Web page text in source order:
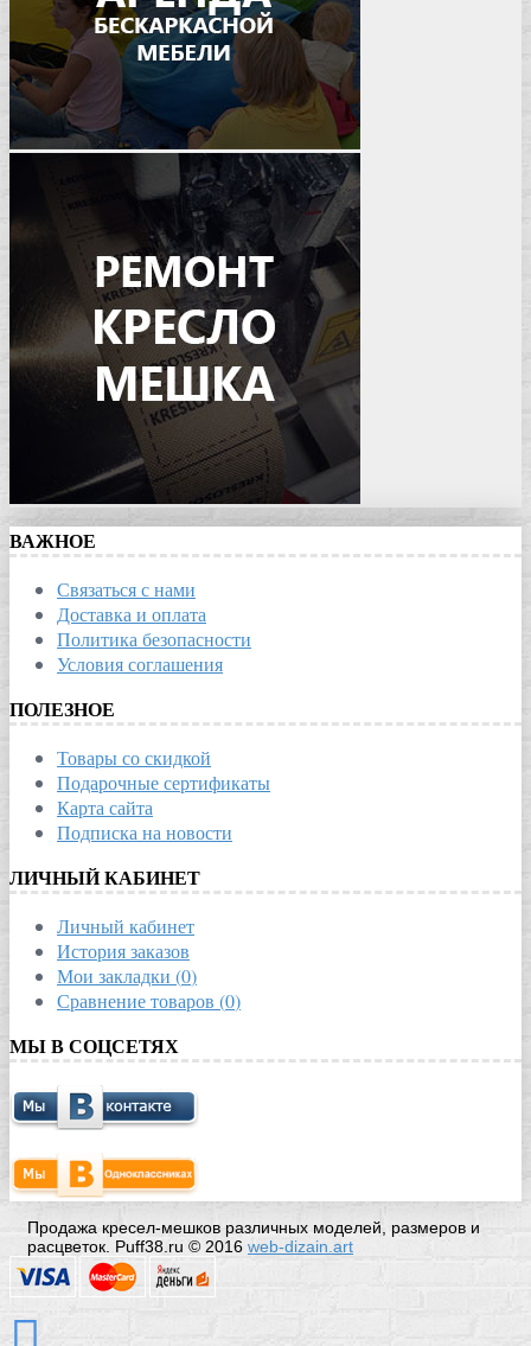
ВАЖНОЕ
Связаться с нами
Доставка и оплата
Политика безопасности
Условия соглашения
ПОЛЕЗНОЕ
Товары со скидкой
Подарочные сертификаты
Карта сайта
Подписка на новости
ЛИЧНЫЙ КАБИНЕТ
Личный кабинет
История заказов
Мои закладки (0)
Сравнение товаров (0)
МЫ В СОЦСЕТЯХ
Продажа кресел-мешков различных моделей, размеров и
расцветок. Puff38.ru © 2016 web-dizain.art